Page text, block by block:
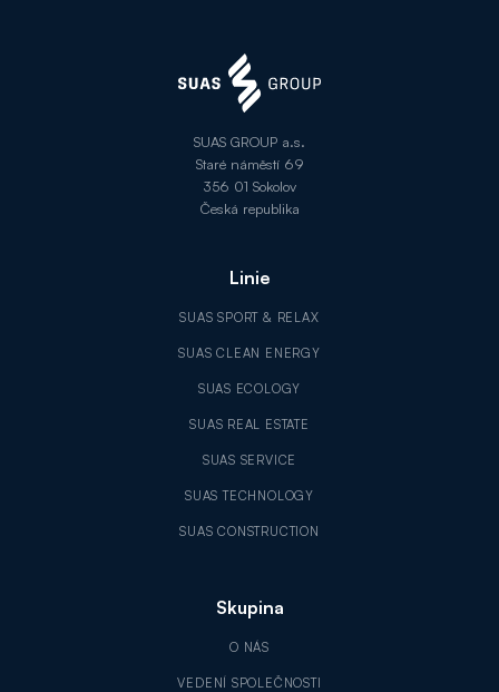
SUAS GROUP a.s.
Staré náměstí 69
356 01 Sokolov
Česká republika
Linie
SUAS SPORT & RELAX
SUAS CLEAN ENERGY
SUAS ECOLOGY
SUAS REAL ESTATE
SUAS SERVICE
SUAS TECHNOLOGY
SUAS CONSTRUCTION
Skupina
O NÁS
VEDENÍ SPOLEČNOSTI